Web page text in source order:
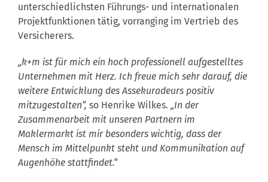
unterschiedlichsten Führungs- und internationalen
Projektfunktionen tätig, vorranging im Vertrieb des
Versicherers.
„k+m ist für mich ein hoch professionell aufgestelltes
Unternehmen mit Herz. Ich freue mich sehr darauf, die
weitere Entwicklung des Assekuradeurs positiv
mitzugestalten“, so Henrike Wilkes. „In der
Zusammenarbeit mit unseren Partnern im
Maklermarkt ist mir besonders wichtig, dass der
Mensch im Mittelpunkt steht und Kommunikation auf
Augenhöhe stattfindet.“